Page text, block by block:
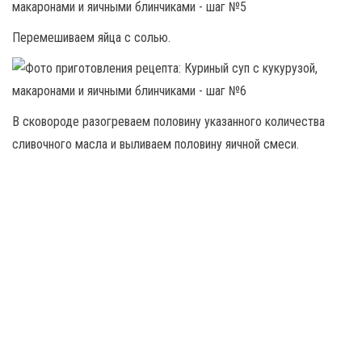
Перемешиваем яйца с солью.
В сковороде разогреваем половину указанного количества
сливочного масла и выливаем половину яичной смеси.